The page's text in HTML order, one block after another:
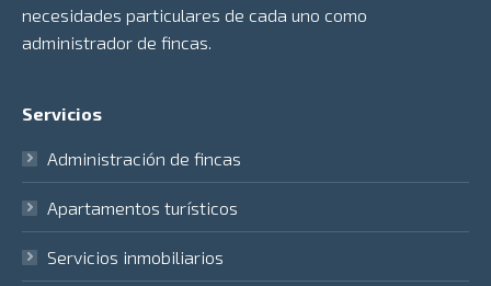
necesidades particulares de cada uno como
administrador de fincas.
Servicios
Administración de fincas
Apartamentos turísticos
Servicios inmobiliarios